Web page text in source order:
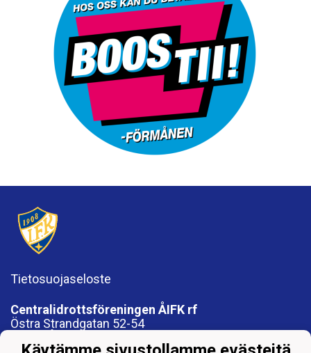
Tietosuojaseloste
Centralidrottsföreningen ÅIFK rf
Östra Strandgatan 52-54